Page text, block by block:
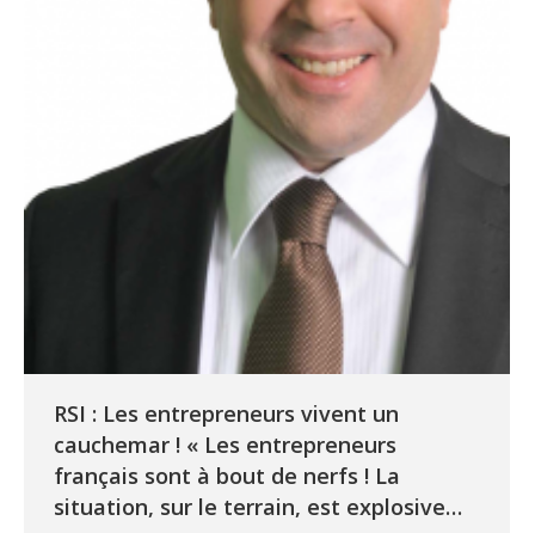
RSI : Les entrepreneurs vivent un
cauchemar ! « Les entrepreneurs
français sont à bout de nerfs ! La
situation, sur le terrain, est explosive…